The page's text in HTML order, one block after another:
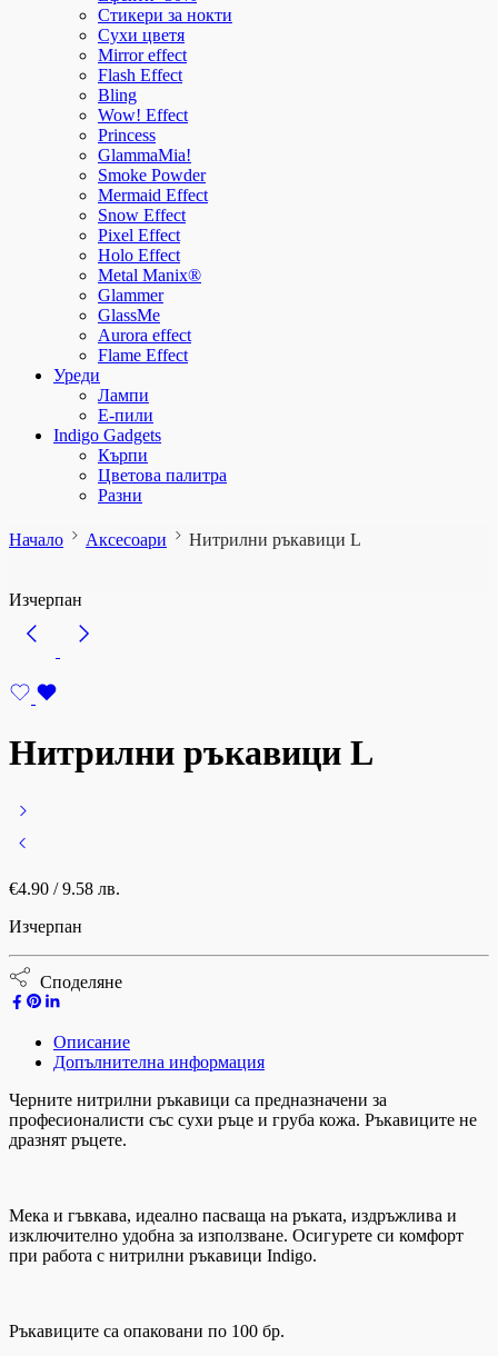
Стикери за нокти
Сухи цветя
Mirror effect
Flash Effect
Bling
Wow! Effect
Princess
GlammaMia!
Smoke Powder
Mermaid Effect
Snow Effect
Pixel Effect
Holo Effect
Metal Manix®
Glammer
GlassMe
Aurora effect
Flame Effect
Уреди
Лампи
E-пили
Indigo Gadgets
Кърпи
Цветова палитра
Разни
Начало Аксесоари Нитрилни ръкавици L
Изчерпан
Нитрилни ръкавици L
€4.90 / 9.58 лв.
Изчерпан
Споделяне
Описание
Допълнителна информация
Черните нитрилни ръкавици са предназначени за
професионалисти със сухи ръце и груба кожа. Ръкавиците не
дразнят ръцете.
Мека и гъвкава, идеално пасваща на ръката, издръжлива и
изключително удобна за използване. Осигурете си комфорт
при работа с нитрилни ръкавици Indigo.
Ръкавиците са опаковани по 100 бр.